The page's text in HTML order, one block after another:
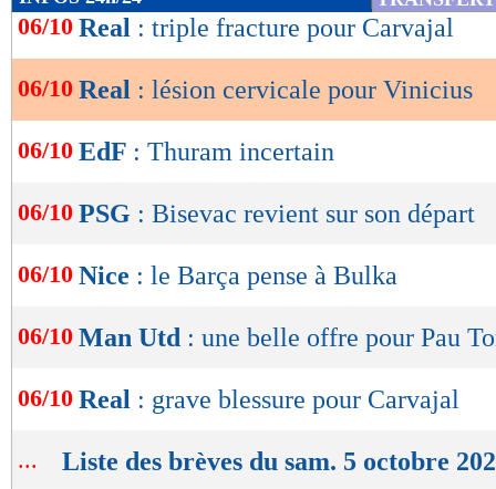
de
OK
06/10 Real : triple fracture pour Carvajal
06/10 Real : lésion cervicale pour Vinicius
06/10 EdF : Thuram incertain
06/10 PSG : Bisevac revient sur son départ
06/10 Nice : le Barça pense à Bulka
06/10 Man Utd : une belle offre pour Pau
06/10 Real : grave blessure pour Carvajal
... Liste des brèves du sam. 5 octobre